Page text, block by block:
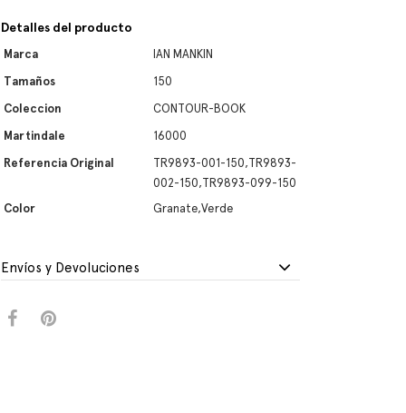
Detalles del producto
Marca
IAN MANKIN
Tamaños
150
Coleccion
CONTOUR-BOOK
Martindale
16000
Referencia Original
TR9893-001-150,TR9893-
002-150,TR9893-099-150
Color
Granate,Verde
Envíos y Devoluciones